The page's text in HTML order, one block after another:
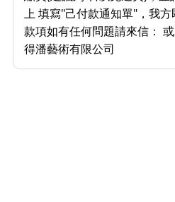
上 填寫"己付款通知單"，我
款項如有任何問題請來信：
得潘藝術有限公司